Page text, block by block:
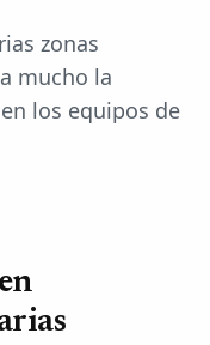
zonas
mucho la
los equipos de